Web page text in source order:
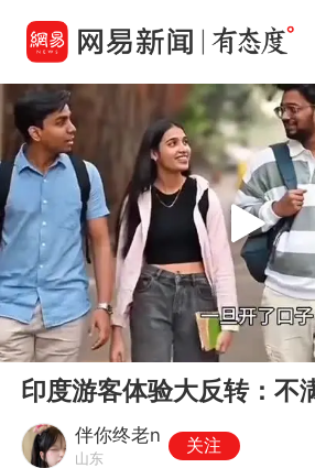
00:00
Play
印度游客体验大反转：不
伴你终老n
山东
关注